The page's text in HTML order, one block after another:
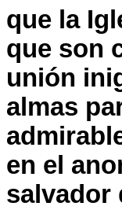
que la
que son
unión
almas
en el
salvador